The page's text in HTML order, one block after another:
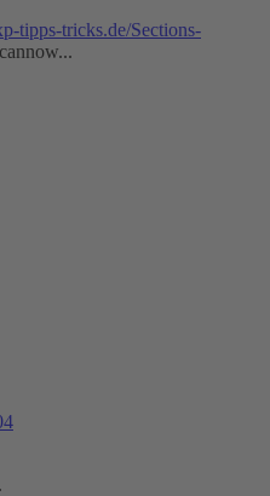
tipps-tricks.de/Sections-